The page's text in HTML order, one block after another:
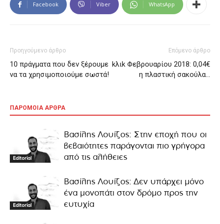
Facebook Viber WhatsApp
Προηγούμενο άρθρο
10 πράγματα που δεν ξέρουμε
να τα χρησιμοποιούμε σωστά!
Επόμενο άρθρο
kλιk Φεβρουαρίου 2018: 0,04€
η πλαστική σακούλα…
ΠΑΡΟΜΟΙΑ ΑΡΘΡΑ
Editorial
Βασίλης Λουίζος: Στην εποχή που οι
βεβαιότητες παράγονται πιο γρήγορα
από τις αλήθειες
Editorial
Βασίλης Λουίζος: Δεν υπάρχει μόνο
ένα μονοπάτι στον δρόμο προς την
ευτυχία